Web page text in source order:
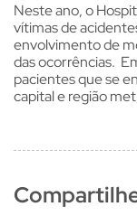
Neste ano, o
vítimas de
envolvimento de
das ocorrências.
pacientes que se
capital e região